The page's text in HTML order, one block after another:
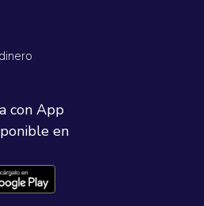
con App
en